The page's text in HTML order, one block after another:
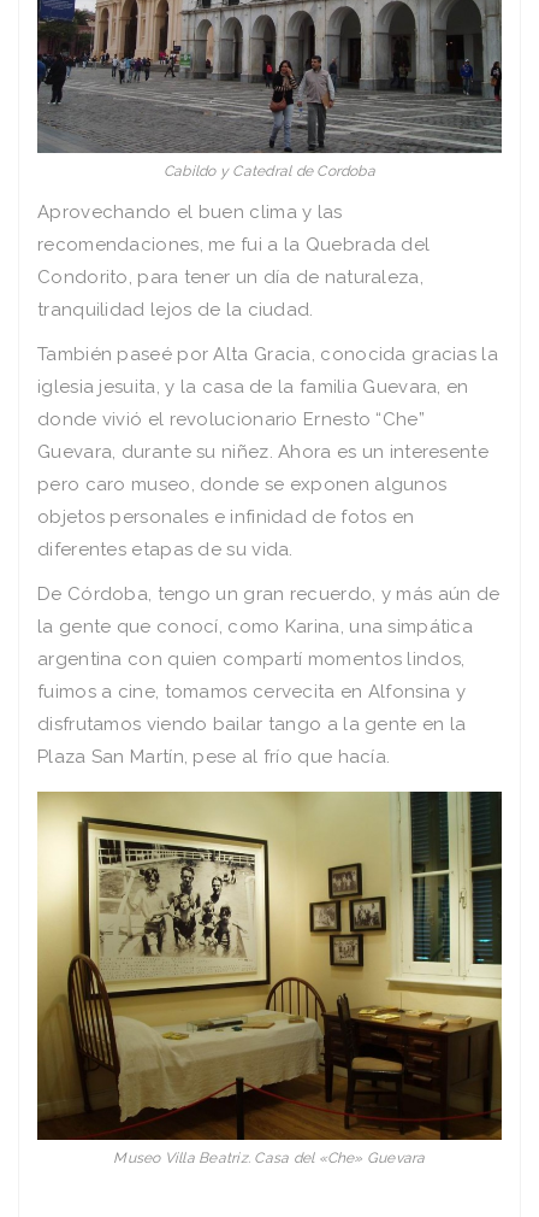
Cabildo y Catedral de Cordoba
Aprovechando el buen clima y las
recomendaciones, me fui a la Quebrada del
Condorito, para tener un día de naturaleza,
tranquilidad lejos de la ciudad.
También paseé por Alta Gracia, conocida gracias la
iglesia jesuita, y la casa de la familia Guevara, en
donde vivió el revolucionario Ernesto “Che”
Guevara, durante su niñez. Ahora es un interesente
pero caro museo, donde se exponen algunos
objetos personales e infinidad de fotos en
diferentes etapas de su vida.
De Córdoba, tengo un gran recuerdo, y más aún de
la gente que conocí, como Karina, una simpática
argentina con quien compartí momentos lindos,
fuimos a cine, tomamos cervecita en Alfonsina y
disfrutamos viendo bailar tango a la gente en la
Plaza San Martín, pese al frío que hacía.
Museo Villa Beatriz. Casa del «Che» Guevara